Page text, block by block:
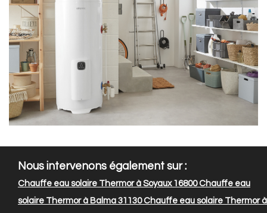
Nous intervenons également sur :
Chauffe eau solaire Thermor à Soyaux 16800Chauffe eau
solaire Thermor à Balma 31130Chauffe eau solaire Thermor à